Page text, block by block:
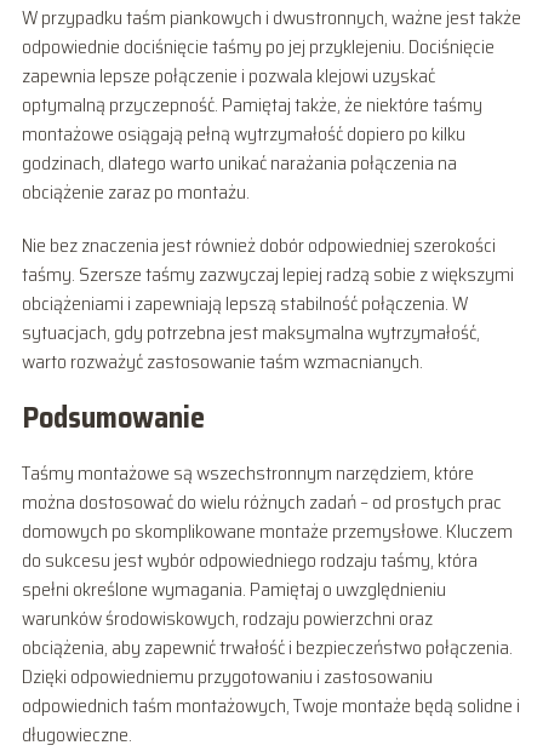
W przypadku taśm piankowych i dwustronnych, ważne jest także
odpowiednie dociśnięcie taśmy po jej przyklejeniu. Dociśnięcie
zapewnia lepsze połączenie i pozwala klejowi uzyskać
optymalną przyczepność. Pamiętaj także, że niektóre taśmy
montażowe osiągają pełną wytrzymałość dopiero po kilku
godzinach, dlatego warto unikać narażania połączenia na
obciążenie zaraz po montażu.
Nie bez znaczenia jest również dobór odpowiedniej szerokości
taśmy. Szersze taśmy zazwyczaj lepiej radzą sobie z większymi
obciążeniami i zapewniają lepszą stabilność połączenia. W
sytuacjach, gdy potrzebna jest maksymalna wytrzymałość,
warto rozważyć zastosowanie taśm wzmacnianych.
Podsumowanie
Taśmy montażowe są wszechstronnym narzędziem, które
można dostosować do wielu różnych zadań – od prostych prac
domowych po skomplikowane montaże przemysłowe. Kluczem
do sukcesu jest wybór odpowiedniego rodzaju taśmy, która
spełni określone wymagania. Pamiętaj o uwzględnieniu
warunków środowiskowych, rodzaju powierzchni oraz
obciążenia, aby zapewnić trwałość i bezpieczeństwo połączenia.
Dzięki odpowiedniemu przygotowaniu i zastosowaniu
odpowiednich taśm montażowych, Twoje montaże będą solidne i
długowieczne.